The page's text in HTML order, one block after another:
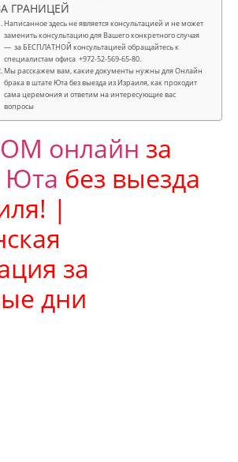
ГРАНИЦЕЙ
Написанное здесь не является консультацией и не может
заменить консультацию для Вашего конкретного случая
— за БЕСПЛАТНОЙ консультацией обращайтесь к
специалистам офиса +972-52-569-65-80.
Мы расскажем вам, какие документы нужны для Онлайн
брака в штате Юта без выезда из Израиля, как проходит
сама церемония и ответим на интересующие вас
вопросы
онлайн за
Юта без выезда
|
за
дни